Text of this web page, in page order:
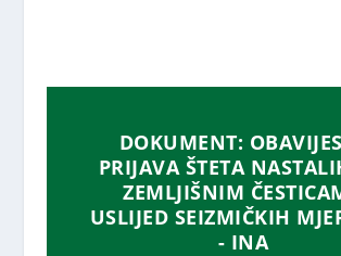
DOKUMENT:
PRIJAVA ŠTETA
ZEMLJIŠNIM
USLIJED SEIZMIČKIH
- INA